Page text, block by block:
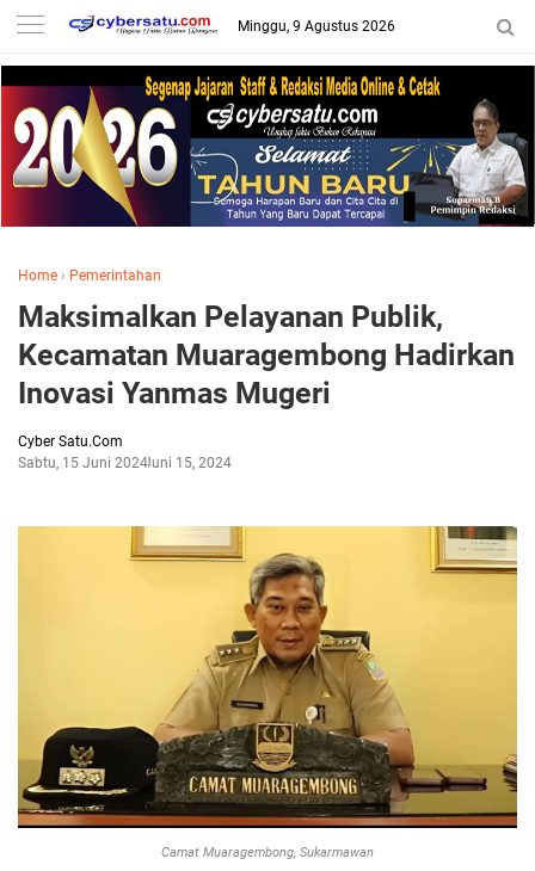
Minggu, 9 Agustus 2026
Home › Pemerintahan
Maksimalkan Pelayanan Publik,
Kecamatan Muaragembong Hadirkan
Inovasi Yanmas Mugeri
Cyber Satu.Com
Sabtu, 15 Juni 2024Juni 15, 2024
Camat Muaragembong, Sukarmawan